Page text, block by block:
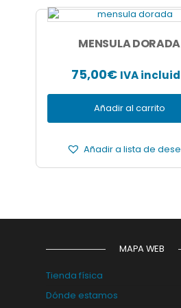
MENSULA DORADA
75,00€ IVA
Añadir al carrito
Añadir a lista de
MAPA WEB
Tienda física
Dónde estamos